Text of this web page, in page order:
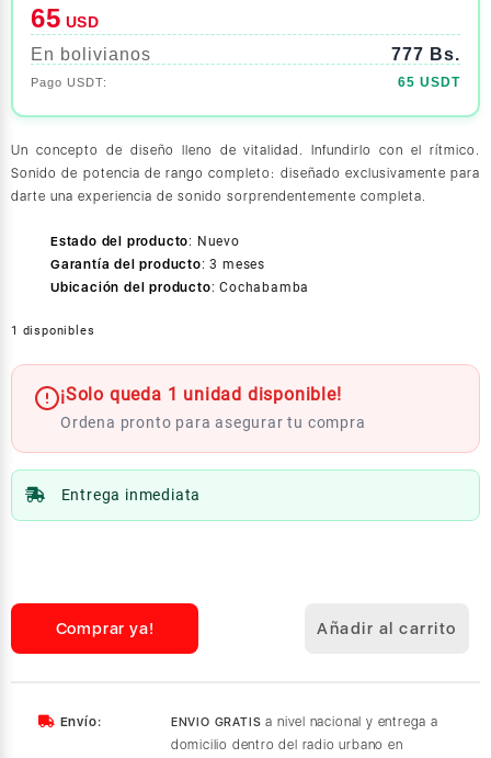
65 USD
En bolivianos 777 Bs.
65 USDT
Un concepto de diseño lleno de vitalidad. Infundirlo con el rítmico.
Sonido de potencia de rango completo: diseñado exclusivamente para
darte una experiencia de sonido sorprendentemente completa.
Estado del producto: Nuevo
Garantía del producto:3 meses
Ubicación del producto:Cochabamba
1 disponibles
¡Solo queda 1 unidad disponible!
Ordena pronto para asegurar tu compra
Entrega inmediata
Comprar ya! Añadir al carrito
Envío: ENVIO GRATIS a nivel nacional y entrega a
domicilio dentro del radio urbano en